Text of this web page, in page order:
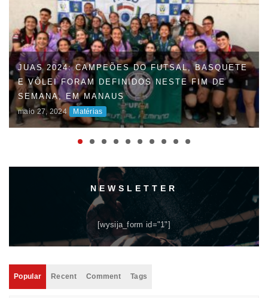
JUAS 2024: CAMPEÕES DO FUTSAL, BASQUETE
E VÔLEI FORAM DEFINIDOS NESTE FIM DE
SEMANA, EM MANAUS
maio 27, 2024 Matérias
NEWSLETTER
[wysija_form id="1"]
Popular Recent Comment Tags